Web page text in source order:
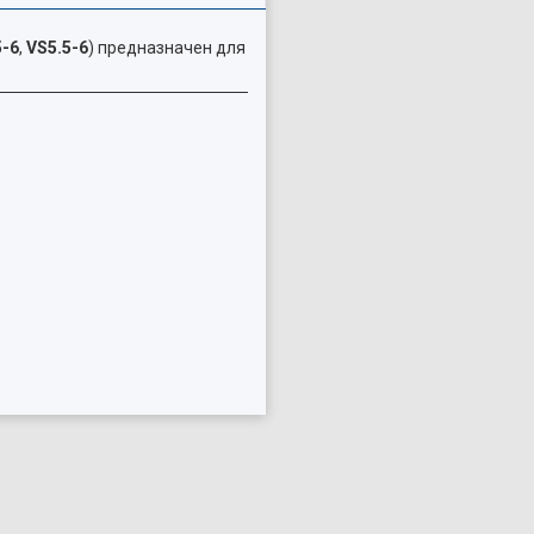
6, VS5.5-6) предназначен для